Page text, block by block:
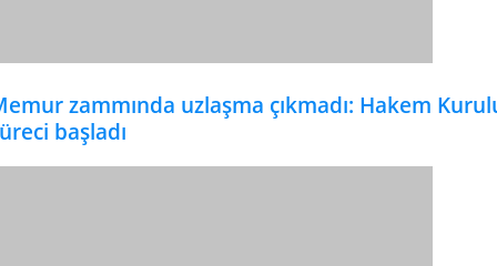
zammında uzlaşma çıkmadı: Hakem
başladı